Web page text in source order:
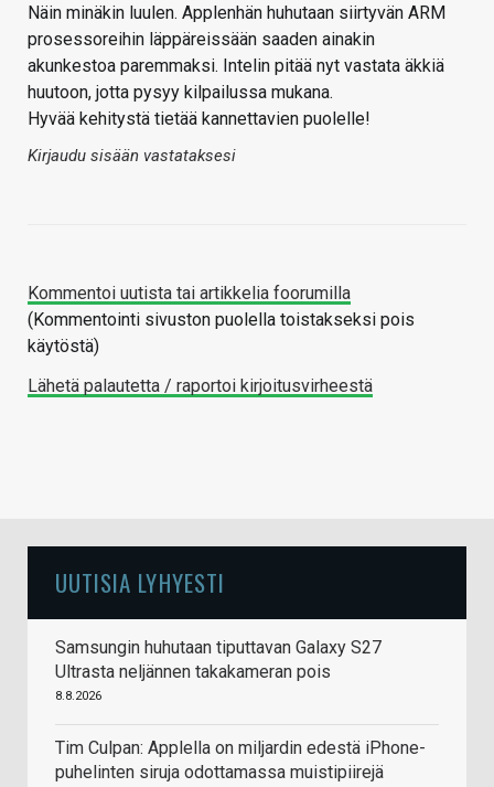
Näin minäkin luulen. Applenhän huhutaan siirtyvän ARM
prosessoreihin läppäreissään saaden ainakin
akunkestoa paremmaksi. Intelin pitää nyt vastata äkkiä
huutoon, jotta pysyy kilpailussa mukana.
Hyvää kehitystä tietää kannettavien puolelle!
Kirjaudu sisään vastataksesi
Kommentoi uutista tai artikkelia foorumilla
(Kommentointi sivuston puolella toistakseksi pois
käytöstä)
Lähetä palautetta / raportoi kirjoitusvirheestä
UUTISIA LYHYESTI
Samsungin huhutaan tiputtavan Galaxy S27
Ultrasta neljännen takakameran pois
8.8.2026
Tim Culpan: Applella on miljardin edestä iPhone-
puhelinten siruja odottamassa muistipiirejä